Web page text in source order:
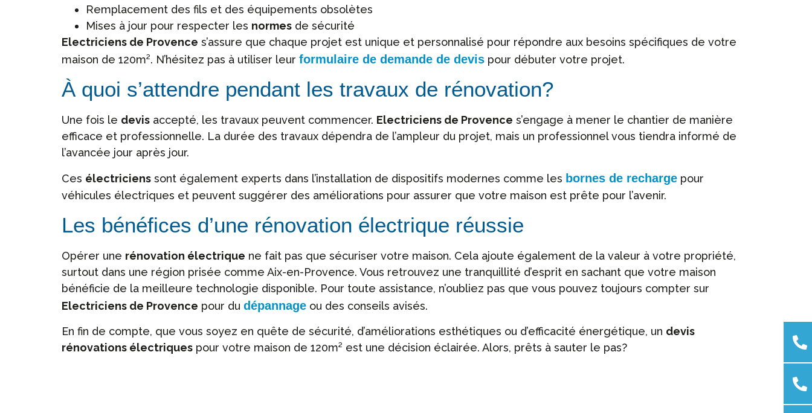
Remplacement des fils et des équipements obsolètes
Mises à jour pour respecter les normes de sécurité
Electriciens de Provence s’assure que chaque projet est unique et personnalisé pour répondre aux besoins spécifiques de votre
maison de 120m². N’hésitez pas à utiliser leur formulaire de demande de devis pour débuter votre projet.
À quoi s’attendre pendant les travaux de rénovation?
Une fois le devis accepté, les travaux peuvent commencer. Electriciens de Provence s’engage à mener le chantier de manière
efficace et professionnelle. La durée des travaux dépendra de l’ampleur du projet, mais un professionnel vous tiendra informé de
l’avancée jour après jour.
Ces électriciens sont également experts dans l’installation de dispositifs modernes comme les bornes de recharge pour
véhicules électriques et peuvent suggérer des améliorations pour assurer que votre maison est prête pour l’avenir.
Les bénéfices d’une rénovation électrique réussie
Opérer une rénovation électrique ne fait pas que sécuriser votre maison. Cela ajoute également de la valeur à votre propriété,
surtout dans une région prisée comme Aix-en-Provence. Vous retrouvez une tranquillité d’esprit en sachant que votre maison
bénéficie de la meilleure technologie disponible. Pour toute assistance, n’oubliez pas que vous pouvez toujours compter sur
Electriciens de Provence pour du dépannage ou des conseils avisés.
En fin de compte, que vous soyez en quête de sécurité, d’améliorations esthétiques ou d’efficacité énergétique, un devis
rénovations électriques pour votre maison de 120m² est une décision éclairée. Alors, prêts à sauter le pas?